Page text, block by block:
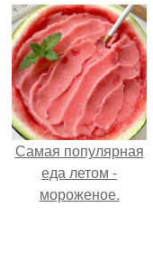
Самая популярная
еда летом -
мороженое.